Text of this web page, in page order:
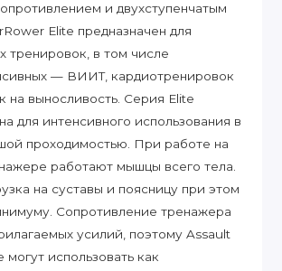
и двухступенчатым
Elite предназначен для
тренировок, в том числе
— ВИИТ, кардиотренировок
на выносливость. Серия Elite
для интенсивного использования в
проходимостью. При работе на
работают мышцы всего тела.
на суставы и поясницу при этом
Сопротивление тренажера
усилий, поэтому Assault
могут использовать как